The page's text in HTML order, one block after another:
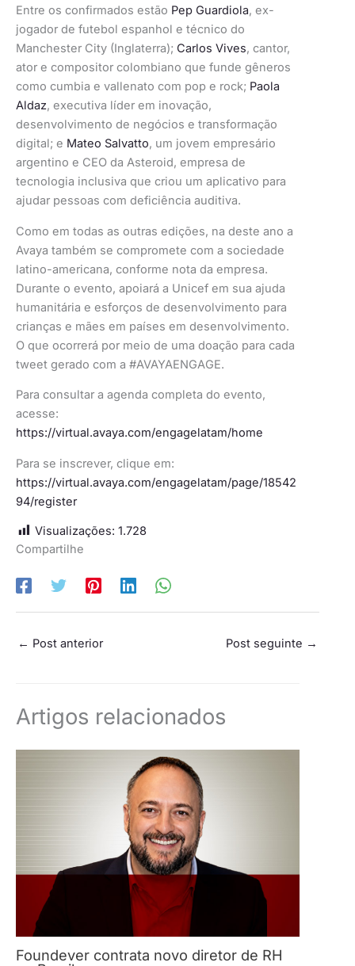
Entre os confirmados estão Pep Guardiola, ex-
jogador de futebol espanhol e técnico do
Manchester City (Inglaterra); Carlos Vives, cantor,
ator e compositor colombiano que funde gêneros
como cumbia e vallenato com pop e rock; Paola
Aldaz, executiva líder em inovação,
desenvolvimento de negócios e transformação
digital; e Mateo Salvatto, um jovem empresário
argentino e CEO da Asteroid, empresa de
tecnologia inclusiva que criou um aplicativo para
ajudar pessoas com deficiência auditiva.
Como em todas as outras edições, na deste ano a
Avaya também se compromete com a sociedade
latino-americana, conforme nota da empresa.
Durante o evento, apoiará a Unicef em sua ajuda
humanitária e esforços de desenvolvimento para
crianças e mães em países em desenvolvimento.
O que ocorrerá por meio de uma doação para cada
tweet gerado com a #AVAYAENGAGE.
Para consultar a agenda completa do evento,
acesse:
https://virtual.avaya.com/engagelatam/home
Para se inscrever, clique em:
https://virtual.avaya.com/engagelatam/page/18542
94/register
Visualizações: 1.728
Compartilhe
← Post anterior Post seguinte →
Artigos relacionados
Foundever contrata novo diretor de RH